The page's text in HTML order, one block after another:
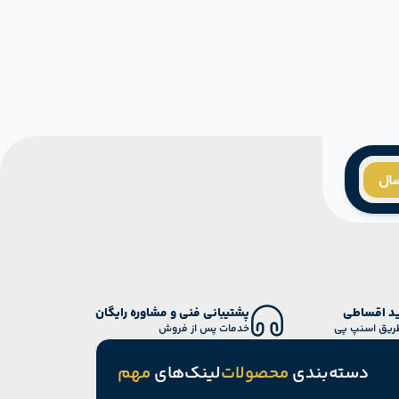
پشتیبانی فنی و مشاوره رایگان
خدمات پس از فروش
اقساطی
اسنپ پی
لینک‌های مهم دسته‌بندی محصولات